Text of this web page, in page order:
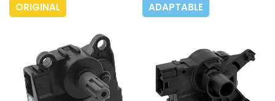
ORIGINAL ADAPTABLE